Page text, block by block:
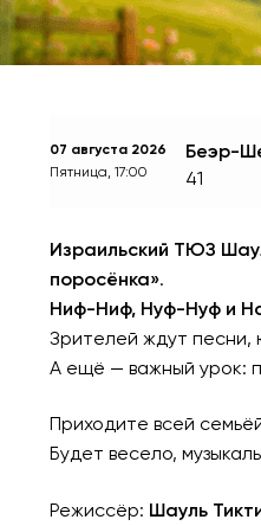
07 августа 2026
Пятница, 17:00
Беэр-
41
Израильский ТЮЗ
поросёнка».
Ниф-Ниф, Нуф-Нуф и
Зрителей ждут песни,
А ещё — важный урок:
Приходите всей
Будет весело,
Режиссёр: Шауль